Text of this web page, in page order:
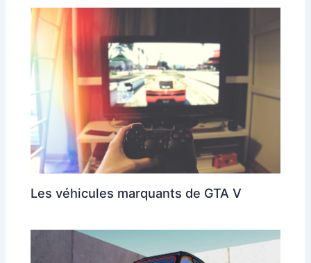
Les véhicules marquants de GTA V